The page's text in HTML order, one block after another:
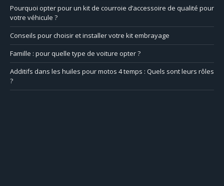
Pourquoi opter pour un kit de courroie d’accessoire de qualité pour
votre véhicule ?
Conseils pour choisir et installer votre kit embrayage
Famille : pour quelle type de voiture opter ?
Additifs dans les huiles pour motos 4 temps : Quels sont leurs rôles
?